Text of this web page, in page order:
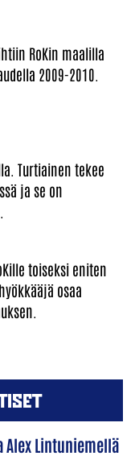
RoKin maalilla
2009-2010.
Turtiainen tekee
ja se on
toiseksi eniten
osaa
Lintuniemellä